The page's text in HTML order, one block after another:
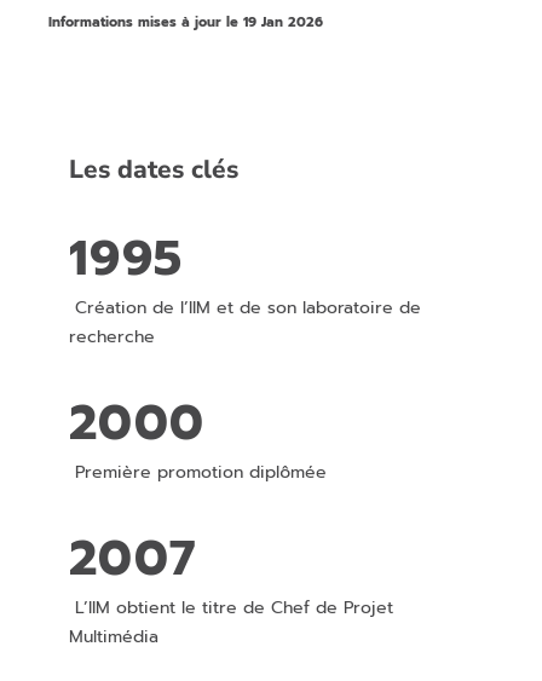
Informations mises à jour le 19 Jan 2026
Les dates clés
1995
Création de l’IIM et de son laboratoire de
recherche
2000
Première promotion diplômée
2007
L’IIM obtient le titre de Chef de Projet
Multimédia